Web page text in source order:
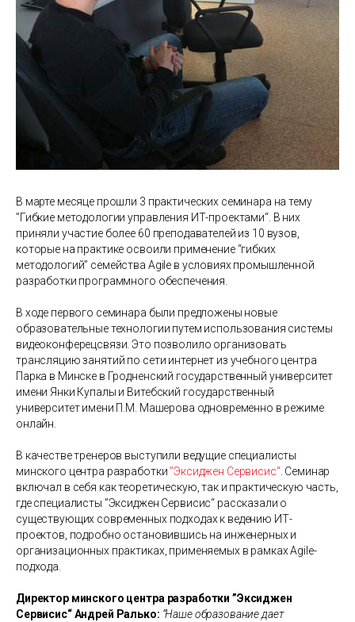
В марте месяце прошли 3 практических семинара на тему
”Гибкие методологии управления ИТ-проектами“. В них
приняли участие более 60 преподавателей из 10 вузов,
которые на практике освоили применение “гибких
методологий” семейства Agile в условиях промышленной
разработки программного обеспечения.
В ходе первого семинара были предложены новые
образовательные технологии путем использования системы
видеоконферецсвязи. Это позволило организовать
трансляцию занятий по сети интернет из учебного центра
Парка в Минске в Гродненский государственный университет
имени Янки Купалы и Витебский государственный
университет имени П.М. Машерова одновременно в режиме
онлайн.
В качестве тренеров выступили ведущие специалисты
минского центра разработки”Эксиджен Сервисис“. Семинар
включал в себя как теоретическую, так и практическую часть,
где специалисты ”Эксиджен Сервисис“ рассказали о
существующих современных подходах к ведению ИТ-
проектов, подробно остановившись на инженерных и
организационных практиках, применяемых в рамках Agile-
подхода.
Директор минского центра разработки ”Эксиджен
Сервисис“ Андрей Ралько: ”Наше образование дает